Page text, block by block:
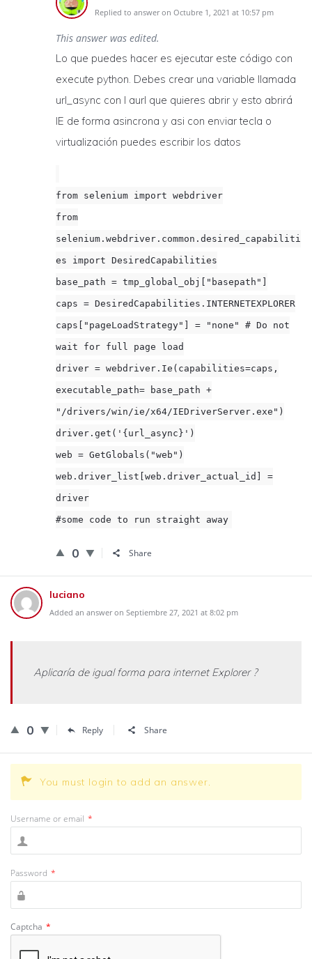
Replied to answer on Octubre 1, 2021 at 10:57 pm
This answer was edited.
Lo que puedes hacer es ejecutar este código con
execute python. Debes crear una variable llamada
url_async con l aurl que quieres abrir y esto abrirá
IE de forma asincrona y asi con enviar tecla o
virtualización puedes escribir los datos
from selenium import webdriver
from
selenium.webdriver.common.desired_capabiliti
es import DesiredCapabilities
base_path = tmp_global_obj["basepath"]
caps = DesiredCapabilities.INTERNETEXPLORER
caps["pageLoadStrategy"] = "none" # Do not
wait for full page load
driver = webdriver.Ie(capabilities=caps,
executable_path= base_path +
"/drivers/win/ie/x64/IEDriverServer.exe")
driver.get('{url_async}')
web = GetGlobals("web")
web.driver_list[web.driver_actual_id] =
driver
#some code to run straight away
0 Share
luciano
Added an answer on Septiembre 27, 2021 at 8:02 pm
Aplicaría de igual forma para internet Explorer ?
0 Reply Share
You must login to add an answer.
Username or email *
Password *
Captcha *